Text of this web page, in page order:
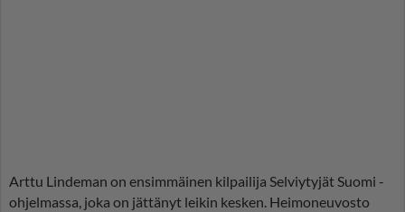
Arttu Lindeman on ensimmäinen kilpailija Selviytyjät Suomi -
ohjelmassa, joka on jättänyt leikin kesken. Heimoneuvosto